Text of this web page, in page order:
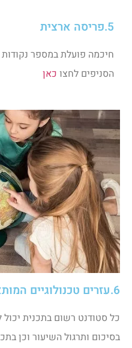
5.פריסה ארצית
חיכמה פועלת במספר
הסניפים לחצו כאן
6.עזרים טכנולוגיים המותאמים למאה ה-21
כל סטודנט רשום בתכנית
בסיכום ותרגול השיעור וכן